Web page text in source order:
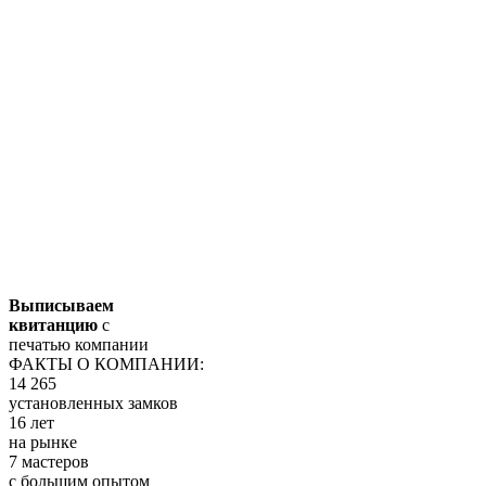
Выписываем
квитанцию с
печатью компании
ФАКТЫ О КОМПАНИИ:
14 265
установленных замков
16 лет
на рынке
7 мастеров
с большим опытом